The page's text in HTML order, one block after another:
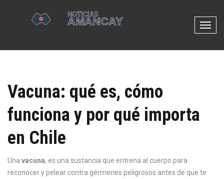
N
v
p
Vacuna: qué es, cómo
funciona y por qué importa
en Chile
Una vacuna, es una sustancia que entrena al cuerpo para
reconocer y pelear contra gérmenes peligrosos antes de que te